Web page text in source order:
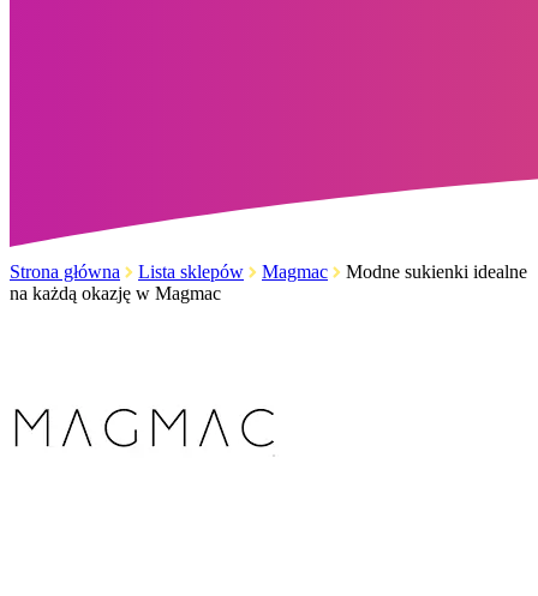
Strona główna Lista sklepów Magmac
Modne sukienki idealne
na każdą okazję w Magmac